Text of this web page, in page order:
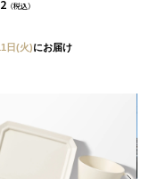
（税込）
日(火)にお届け